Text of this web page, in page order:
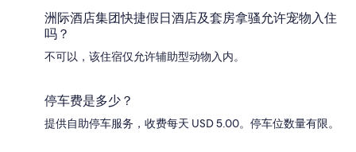
洲际酒店集团快捷假日酒店及套房拿骚允许宠物入住
吗？
不可以，该住宿仅允许辅助型动物入内。
停车费是多少？
提供自助停车服务，收费每天 USD 5.00。停车位数量有限。